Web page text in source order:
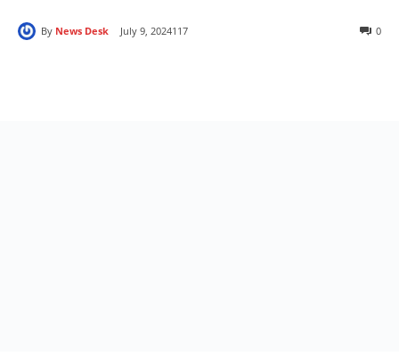
By News Desk July 9, 2024 0
117